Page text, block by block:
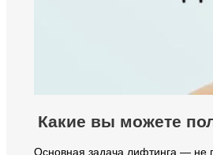
Какие вы можете
Основная задача лифтинга — не